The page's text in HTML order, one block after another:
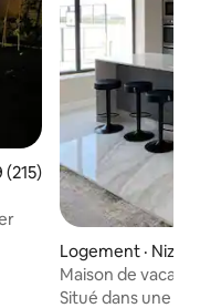
de 4,89 sur 5,
(215)
Logement · Nizwa
Maison de
Situé dans une